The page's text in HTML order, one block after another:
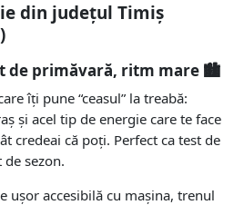
din județul Timiș
de primăvară, ritm mare 🏙️
îți pune “ceasul” la treabă:
și acel tip de energie care te face
credeai că poți. Perfect ca test de
sezon.
ușor accesibilă cu mașina, trenul